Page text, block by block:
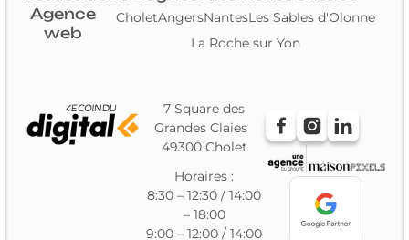
7 Square des
Grandes Claies
49300 Cholet
Horaires :
8:30 – 12:30 / 14:00
– 18:00
9:00 – 12:00 / 14:00
Agence
web
CholetAngersNantesLes Sables d'Olonne
La Roche sur Yon